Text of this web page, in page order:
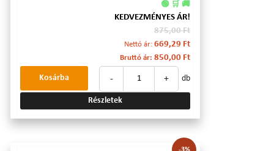
🟢 🛒 🚚
KEDVEZMÉNYES ÁR!
875,00 Ft
Nettó ár: 669,29 Ft
Bruttó ár: 850,00 Ft
- + db
Kosárba
Részletek